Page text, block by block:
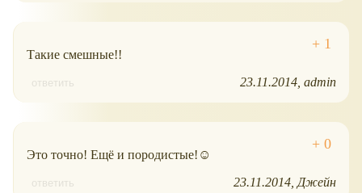
Такие смешные!!
ответить 23.11.2014 admin
Это точно! Ещё и породистые!☺
ответить 23.11.2014 Джейн